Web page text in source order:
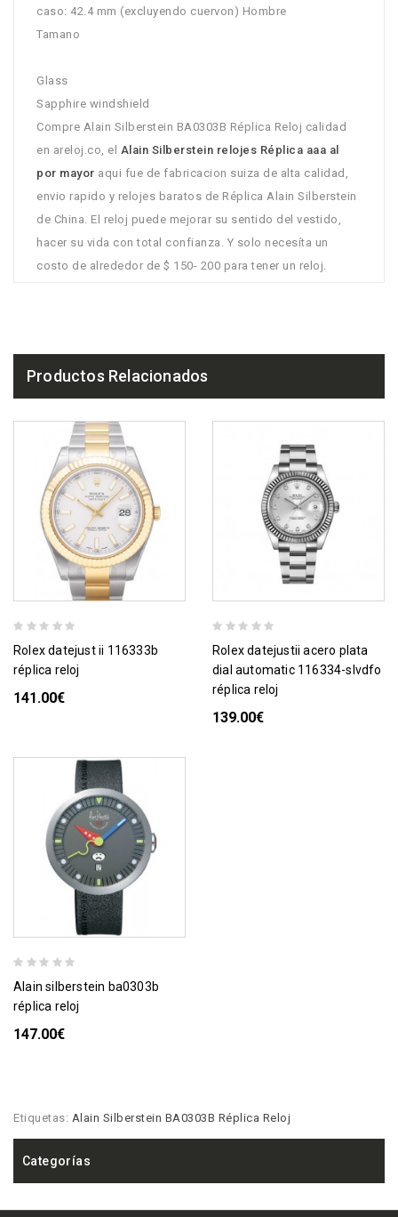
caso: 42.4 mm (excluyendo cuervon) Hombre
Tamano
Glass
Sapphire windshield
Compre Alain Silberstein BA0303B Réplica Reloj calidad
en areloj.co, el Alain Silberstein relojes Réplica aaa al
por mayor aqui fue de fabricacion suiza de alta calidad,
envio rapido y relojes baratos de Réplica Alain Silberstein
de China. El reloj puede mejorar su sentido del vestido,
hacer su vida con total confianza. Y solo necesíta un
costo de alrededor de $ 150- 200 para tener un reloj.
Productos Relacionados
rolex datejust ii 116333b
réplica reloj
141.00€
rolex datejustii acero plata
dial automatic 116334-slvdfo
réplica reloj
139.00€
alain silberstein ba0303b
réplica reloj
147.00€
Etiquetas: Alain Silberstein BA0303B Réplica Reloj
Categorías